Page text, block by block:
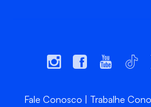
Fale Conosco Trabalhe